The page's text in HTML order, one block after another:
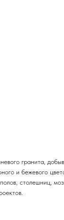
гранита,
и бежевого
столешниц,